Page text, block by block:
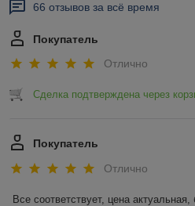
66 отзывов за всё время
Покупатель
Отлично
Сделка подтверждена через
Покупатель
Отлично
Все соответствует, цена актуальная,